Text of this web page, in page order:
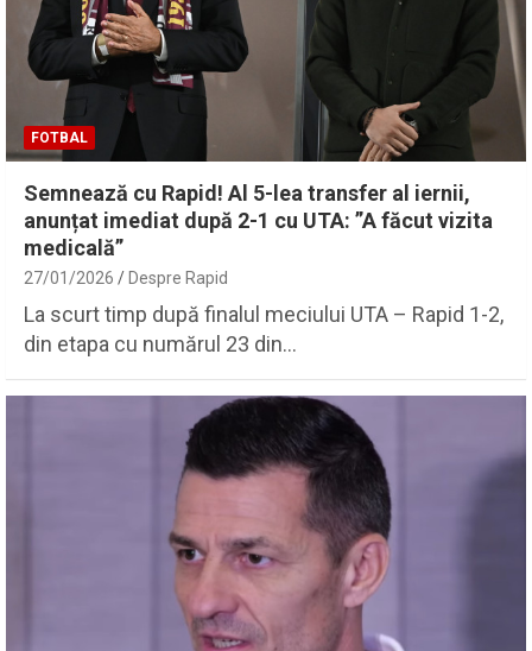
FOTBAL
Semnează cu Rapid! Al 5-lea transfer al iernii,
anunțat imediat după 2-1 cu UTA: ”A făcut vizita
medicală”
27/01/2026 Despre Rapid
La scurt timp după finalul meciului UTA – Rapid 1-2,
din etapa cu numărul 23 din…